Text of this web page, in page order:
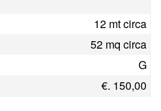
12 mt circa
52 mq circa
G
€. 150,00